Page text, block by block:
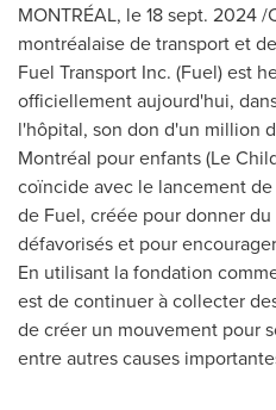
MONTRÉAL, le18 sept. 2024/
montréalaise de transport et
Fuel Transport Inc. (Fuel) est
officiellement aujourd'hui,
l'hôpital, son don d'un million
Montréal pour enfants (Le
coïncide avec le lancement
de Fuel, créée pour donner
défavorisés et pour
En utilisant la fondation
est de continuer à collecter
de créer un mouvement pour
entre autres causes